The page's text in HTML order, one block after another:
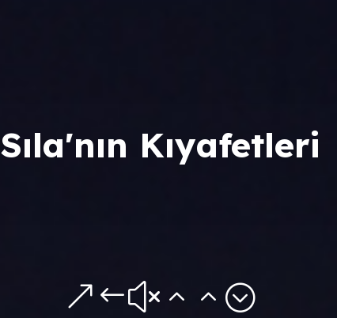
Sıla'nın Kıyafetleri
&#x22;